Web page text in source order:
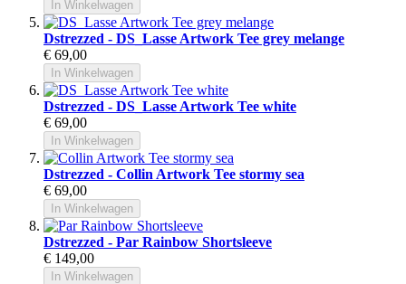
In Winkelwagen
Dstrezzed - DS_Lasse Artwork Tee grey melange
€ 69,00
In Winkelwagen
Dstrezzed - DS_Lasse Artwork Tee white
€ 69,00
In Winkelwagen
Dstrezzed - Collin Artwork Tee stormy sea
€ 69,00
In Winkelwagen
Dstrezzed - Par Rainbow Shortsleeve
€ 149,00
In Winkelwagen